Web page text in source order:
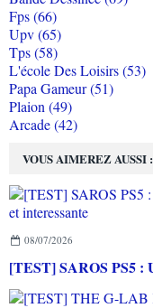
VOUS AIMEREZ AUSSI :
08/07/2026
Fps (66)
Upv (65)
Tps (58)
L'école Des Loisirs (53)
Papa Gameur (51)
Plaion (49)
Arcade (42)